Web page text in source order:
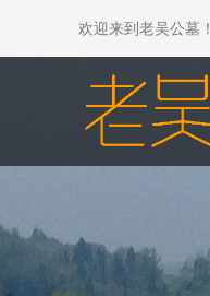
欢迎来到老吴公墓！